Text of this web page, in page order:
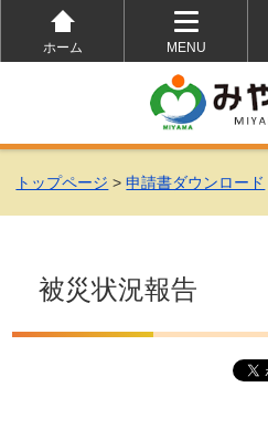
ホーム
MENU
を
開
く
トップページ >申請書ダウンロード
被災状況報告